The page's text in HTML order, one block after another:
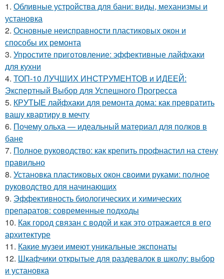
1. Обливные устройства для бани: виды, механизмы и
установка
2. Основные неисправности пластиковых окон и
способы их ремонта
3. Упростите приготовление: эффективные лайфхаки
для кухни
4. ТОП-10 ЛУЧШИХ ИНСТРУМЕНТОВ и ИДЕЕЙ:
Экспертный Выбор для Успешного Прогресса
5. КРУТЫЕ лайфхаки для ремонта дома: как превратить
вашу квартиру в мечту
6. Почему ольха — идеальный материал для полков в
бане
7. Полное руководство: как крепить профнастил на стену
правильно
8. Установка пластиковых окон своими руками: полное
руководство для начинающих
9. Эффективность биологических и химических
препаратов: современные подходы
10. Как город связан с водой и как это отражается в его
архитектуре
11. Какие музеи имеют уникальные экспонаты
12. Шкафчики открытые для раздевалок в школу: выбор
и установка